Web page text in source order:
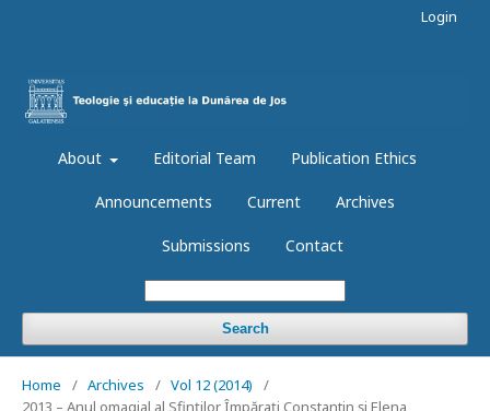
About Editorial Team Publication Ethics
Announcements Current Archives
Submissions Contact
Search
Login
Home / Archives / Vol 12 (2014)
/
2013 – Anul omagial al Sfinților Împărați Constantin și Elena